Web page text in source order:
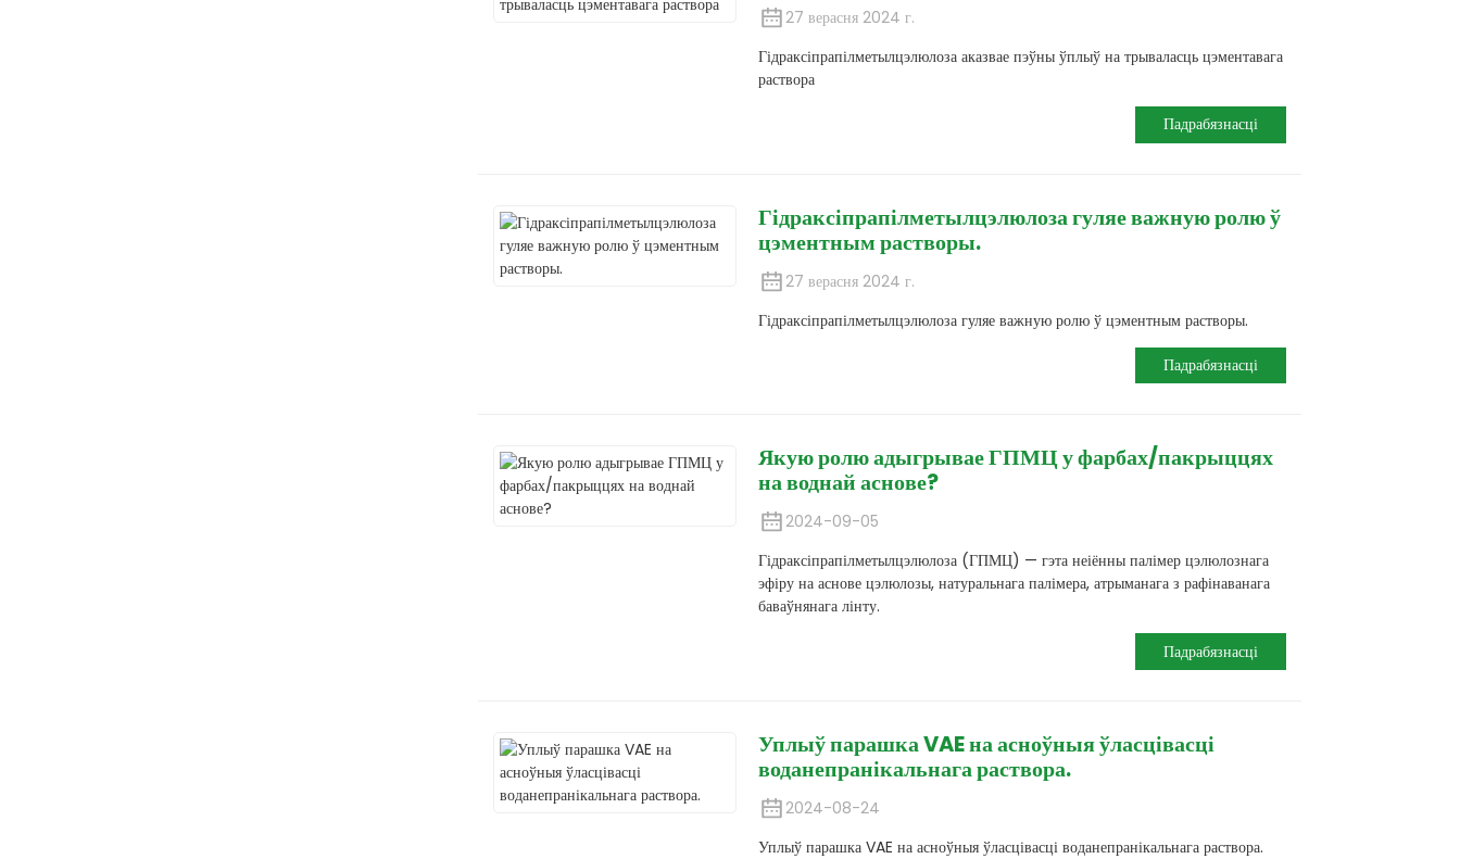
27 верасня 2024 г.
Гідраксіпрапілметылцэлюлоза аказвае пэўны ўплыў на трываласць цэментавага
раствора
Падрабязнасці
Гідраксіпрапілметылцэлюлоза гуляе важную ролю ў
цэментным растворы.
27 верасня 2024 г.
Гідраксіпрапілметылцэлюлоза гуляе важную ролю ў цэментным растворы.
Падрабязнасці
Якую ролю адыгрывае ГПМЦ у фарбах/пакрыццях
на воднай аснове?
2024-09-05
Гідраксіпрапілметылцэлюлоза (ГПМЦ) — гэта неіённы палімер цэлюлознага
эфіру на аснове цэлюлозы, натуральнага палімера, атрыманага з рафінаванага
баваўнянага лінту.
Падрабязнасці
Уплыў парашка VAE на асноўныя ўласцівасці
воданепранікальнага раствора.
2024-08-24
Уплыў парашка VAE на асноўныя ўласцівасці воданепранікальнага раствора.